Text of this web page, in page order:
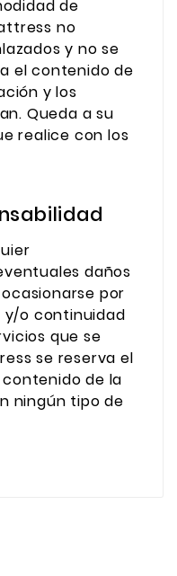
de
no
y no se
el contenido de
y los
Queda a su
realice con los
daños
por
y/o continuidad
que se
se reserva el
de la
ningún tipo de